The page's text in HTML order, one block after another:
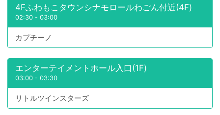
4Fふわもこタウンシナモロールわごん付近(4F)
02:30 - 03:00
カプチーノ
エンターテイメントホール入口(1F)
03:00 - 03:30
リトルツインスターズ